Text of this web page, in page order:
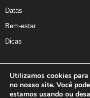
Datas
Bem-estar
Dicas
A Iniciativa Marcus
Utilizamos cookies
no nosso site. Você
estamos usando ou